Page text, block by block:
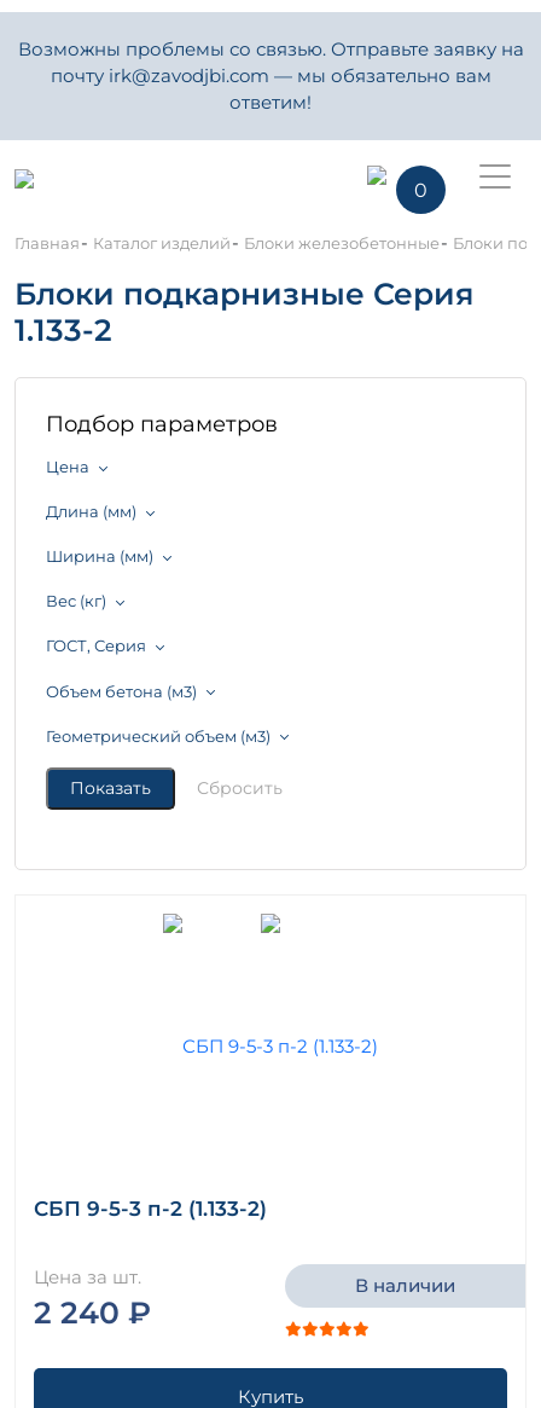
Возможны проблемы со связью. Отправьте заявку на
почту irk@zavodjbi.com — мы обязательно вам
ответим!
0
Главная- Каталог изделий- Блоки железобетонные- Блоки
Блоки подкарнизные Серия
1.133-2
Подбор параметров
Цена
Длина (мм)
Ширина (мм)
Вес (кг)
ГОСТ, Серия
Объем бетона (м3)
Геометрический объем (м3)
СБП 9-5-3 п-2 (1.133-2)
Цена за шт.
2 240 ₽
В наличии
Купить